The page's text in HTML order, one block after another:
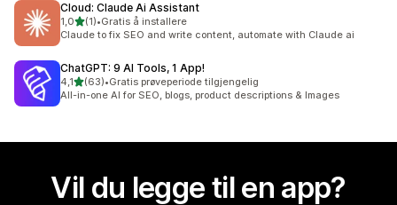
Cloud: Claude Ai Assistant
1,0av 5 stjerner
(1)
Totalt 1 omtaler
•Gratis å installere
Claude to fix SEO and write content, automate with Claude ai
ChatGPT: 9 AI Tools, 1 App!
4,1av 5 stjerner
(63)
Totalt 63 omtaler
•Gratis prøveperiode tilgjengelig
All-in-one AI for SEO, blogs, product descriptions & Images
Vil du legge til en app?